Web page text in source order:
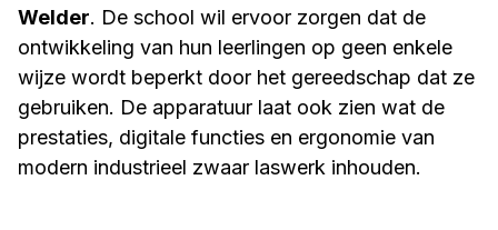
Welder. De school wil ervoor zorgen dat de
ontwikkeling van hun leerlingen op geen enkele
wijze wordt beperkt door het gereedschap dat ze
gebruiken. De apparatuur laat ook zien wat de
prestaties, digitale functies en ergonomie van
modern industrieel zwaar laswerk inhouden.